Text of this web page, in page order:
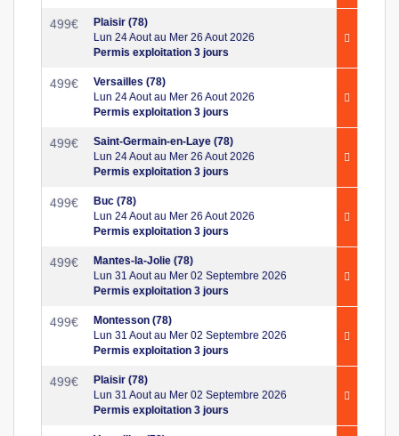
499€
Plaisir (78)
Lun 24 Aout au Mer 26 Aout 2026
Permis exploitation 3 jours
499€
Versailles (78)
Lun 24 Aout au Mer 26 Aout 2026
Permis exploitation 3 jours
499€
Saint-Germain-en-Laye (78)
Lun 24 Aout au Mer 26 Aout 2026
Permis exploitation 3 jours
499€
Buc (78)
Lun 24 Aout au Mer 26 Aout 2026
Permis exploitation 3 jours
499€
Mantes-la-Jolie (78)
Lun 31 Aout au Mer 02 Septembre 2026
Permis exploitation 3 jours
499€
Montesson (78)
Lun 31 Aout au Mer 02 Septembre 2026
Permis exploitation 3 jours
499€
Plaisir (78)
Lun 31 Aout au Mer 02 Septembre 2026
Permis exploitation 3 jours